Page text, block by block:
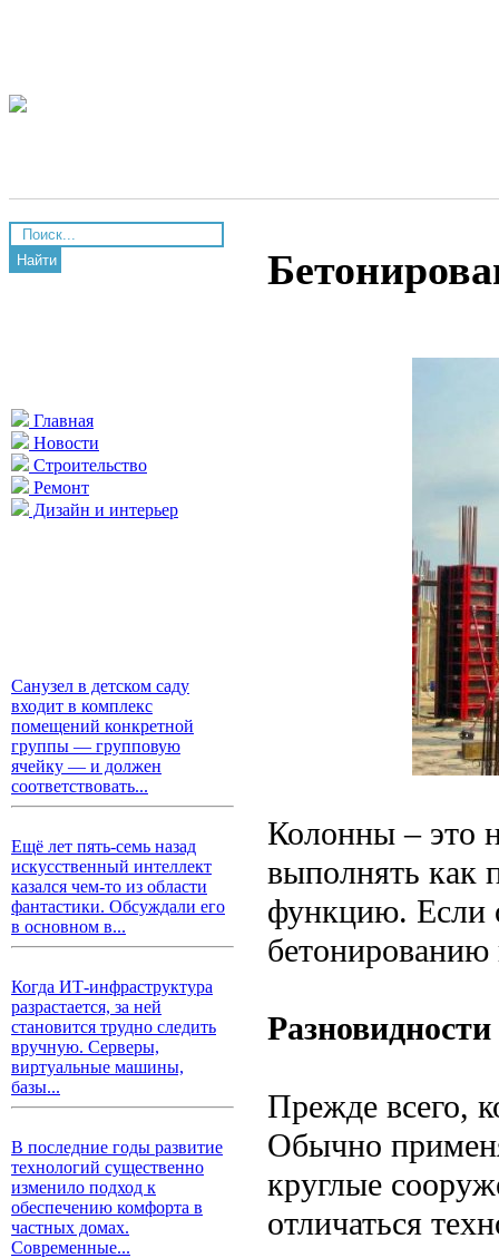
Найти
Главная
Новости
Строительство
Ремонт
Дизайн и интерьер
Санузел в детском саду
входит в комплекс
помещений конкретной
группы — групповую
ячейку — и должен
соответствовать...
Ещё лет пять-семь назад
искусственный интеллект
казался чем-то из области
фантастики. Обсуждали его
в основном в...
Когда ИТ-инфраструктура
разрастается, за ней
становится трудно следить
вручную. Серверы,
виртуальные машины,
базы...
В последние годы развитие
технологий существенно
изменило подход к
обеспечению комфорта в
частных домах.
Современные...
Колонны – это
выполнять как
функцию. Если
бетонированию
Разновидности
Прежде всего,
Обычно
круглые
отличаться